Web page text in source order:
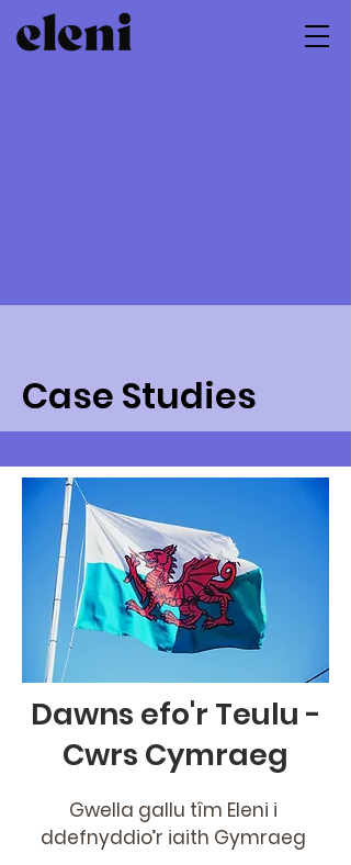
Case Studies
Dawns efo'r Teulu -
Cwrs Cymraeg
Gwella gallu tîm Eleni i
ddefnyddio’r iaith Gymraeg